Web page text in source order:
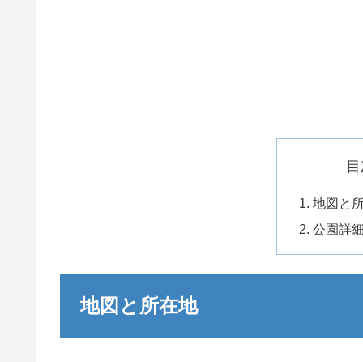
地図と
公園詳
地図と所在地